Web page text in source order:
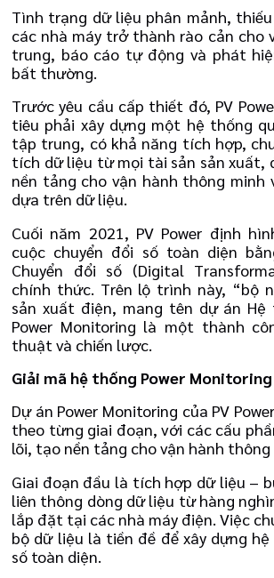
Tình trạng dữ liệu phân mảnh,
các nhà máy trở thành rào cản cho
trung, báo cáo tự động và phát
bất thường.
Trước yêu cầu cấp thiết đó, PV
tiêu phải xây dựng một hệ thống
tập trung, có khả năng tích hợp,
tích dữ liệu từ mọi tài sản sản xuất,
nền tảng cho vận hành thông minh
dựa trên dữ liệu.
Cuối năm 2021, PV Power định
cuộc chuyển đổi số toàn diện
Chuyển đổi số (Digital
chính thức. Trên lộ trình này, “bộ
sản xuất điện, mang tên dự án Hệ
Power Monitoring là một thành
thuật và chiến lược.
Giải mã hệ thống Power
Dự án Power Monitoring của PV
theo từng giai đoạn, với các cấu
lõi, tạo nền tảng cho vận hành thông
Giai đoạn đầu là tích hợp dữ liệu –
liên thông dòng dữ liệu từ hàng
lắp đặt tại các nhà máy điện. Việc
bộ dữ liệu là tiền đề để xây dựng
số toàn diện.